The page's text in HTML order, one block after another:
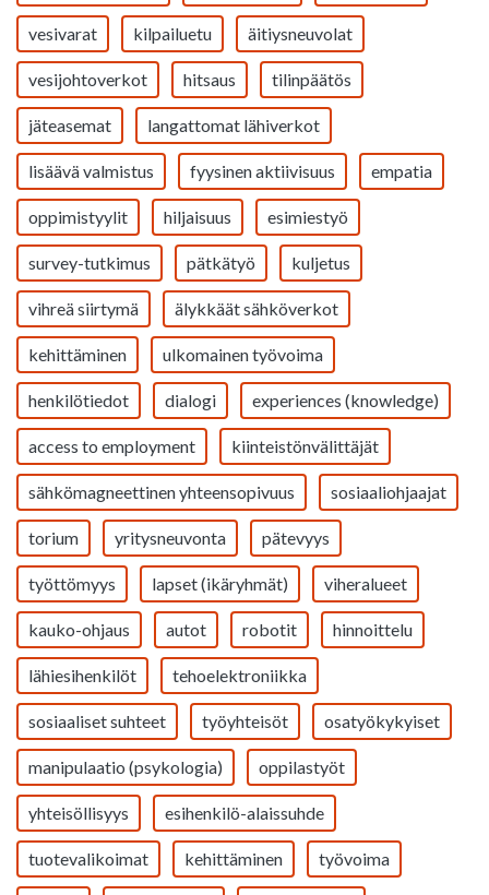
vesivarat kilpailuetu äitiysneuvolat
vesijohtoverkot hitsaus tilinpäätös
jäteasemat langattomat lähiverkot
lisäävä valmistus fyysinen aktiivisuus empatia
oppimistyylit hiljaisuus esimiestyö
survey-tutkimus pätkätyö kuljetus
vihreä siirtymä älykkäät sähköverkot
kehittäminen ulkomainen työvoima
henkilötiedot dialogi experiences (knowledge)
access to employment kiinteistönvälittäjät
sähkömagneettinen yhteensopivuus sosiaaliohjaajat
torium yritysneuvonta pätevyys
työttömyys lapset (ikäryhmät) viheralueet
kauko-ohjaus autot robotit hinnoittelu
lähiesihenkilöt tehoelektroniikka
sosiaaliset suhteet työyhteisöt osatyökykyiset
manipulaatio (psykologia) oppilastyöt
yhteisöllisyys esihenkilö-alaissuhde
tuotevalikoimat kehittäminen työvoima